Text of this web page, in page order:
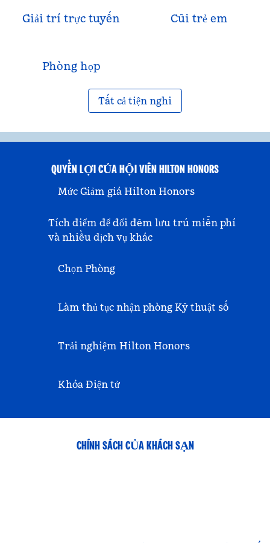
Giải trí trực tuyến Cũi trẻ em
Phòng họp
Tất cả tiện nghi
QUYỀN LỢI CỦA HỘI VIÊN HILTON HONORS
Mức Giảm giá Hilton Honors
Tích điểm để đổi đêm lưu trú miễn phí
và nhiều dịch vụ khác
Chọn Phòng
Làm thủ tục nhận phòng Kỹ thuật số
Trải nghiệm Hilton Honors
Khóa Điện tử
CHÍNH SÁCH CỦA KHÁCH SẠN